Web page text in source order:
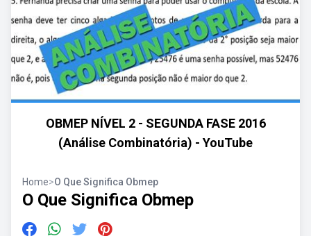
OBMEP NÍVEL 2 - SEGUNDA FASE 2016
(Análise Combinatória) - YouTube
Home>O Que Significa Obmep
O Que Significa Obmep